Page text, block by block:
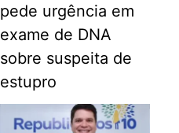
pede urgência em
exame de DNA
sobre suspeita de
estupro